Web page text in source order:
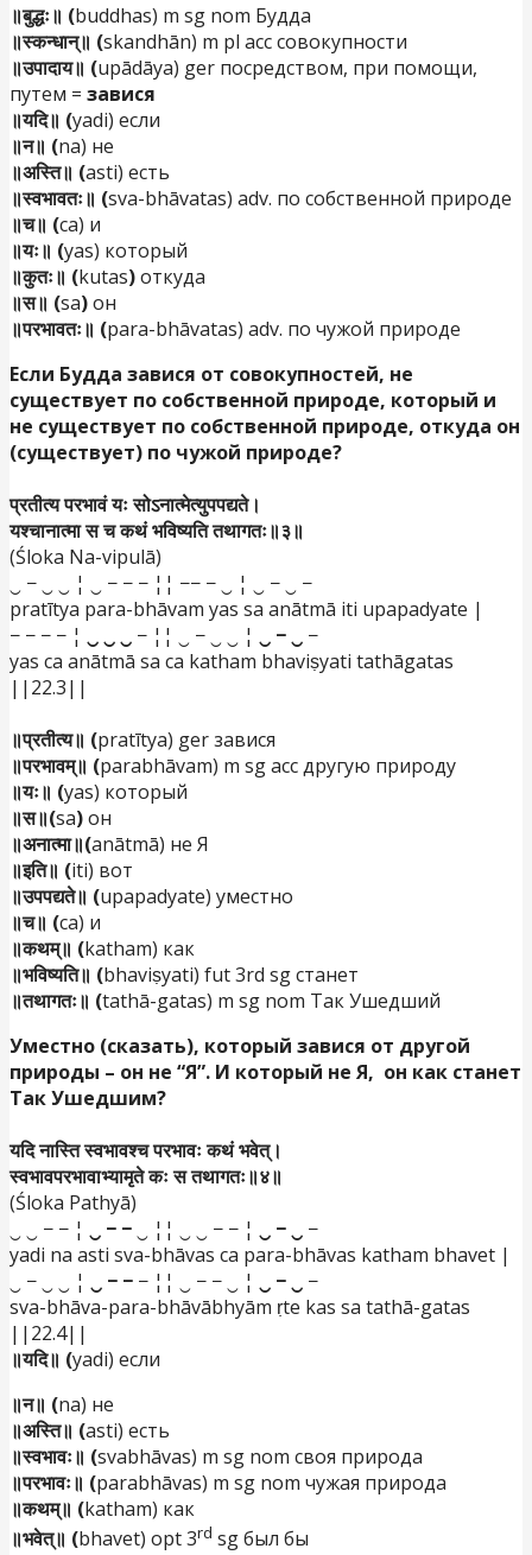
॥बुद्धः॥ (buddhas) m sg nom Будда
॥स्कन्धान्॥ (skandhān) m pl acc совокупности
॥उपादाय॥ (upādāya) ger посредством, при помощи,
путем = завися
॥यदि॥ (yadi) если
॥न॥ (na) не
॥अस्ति॥ (asti) есть
॥स्वभावतः॥ (sva-bhāvatas) adv. по собственной природе
॥च॥ (ca) и
॥यः॥ (yas) который
॥कुतः॥ (kutas)откуда
॥स॥ (sa)он
॥परभावतः॥ (para-bhāvatas) adv. по чужой природе
Если Будда завися от совокупностей, не
существует по собственной природе, который и
не существует по собственной природе, откуда он
(существует) по чужой природе?
प्रतीत्य परभावं यः सोऽनात्मेत्युपपद्यते।
यश्चानात्मा स च कथं भविष्यति तथागतः॥३॥
(Śloka Na-vipulā)
‿ − ‿ ‿ ¦ ‿ − − − ¦¦ −− − ‿ ¦ ‿ − ‿ −
pratītya para-bhāvam yas sa anātmā iti upapadyate |
− − − − ¦ ‿ ‿ ‿ − ¦¦ ‿ − ‿ ‿ ¦ ‿ − ‿ −
yas ca anātmā sa ca katham bhaviṣyati tathāgatas
||22.3||
॥प्रतीत्य॥ (pratītya) ger завися
॥परभावम्॥ (parabhāvam) m sg acc другую природу
॥यः॥ (yas) который
॥स॥(sa)он
॥अनात्मा॥(anātmā) не Я
॥इति॥ (iti) вот
॥उपपद्यते॥ (upapadyate) уместно
॥च॥ (ca) и
॥कथम्॥ (katham) как
॥भविष्यति॥ (bhaviṣyati) fut 3rd sgстанет
॥तथागतः॥ (tathā-gatas) m sg nom Так Ушедший
Уместно (сказать), который завися от другой
природы – он не “Я”. И который не Я, он как станет
Так Ушедшим?
यदि नास्ति स्वभावश्च परभावः कथं भवेत्।
स्वभावपरभावाभ्यामृते कः स तथागतः॥४॥
(Śloka Pathyā)
‿ ‿ − − ¦ ‿ − − ‿ ¦¦ ‿ ‿ − − ¦ ‿ − ‿ −
yadi na asti sva-bhāvas ca para-bhāvas katham bhavet |
‿ − ‿ ‿ ¦ ‿ − − − ¦¦ ‿ − − ‿ ¦ ‿ − ‿ −
sva-bhāva-para-bhāvābhyām ṛte kas sa tathā-gatas
||22.4||
॥यदि॥ (yadi) если
॥न॥ (na) не
॥अस्ति॥ (asti) есть
॥स्वभावः॥ (svabhāvas) m sg nom своя природа
॥परभावः॥ (parabhāvas) m sg nom чужая природа
॥कथम्॥ (katham) как
॥भवेत्॥ (bhavet) opt 3rd sg был бы